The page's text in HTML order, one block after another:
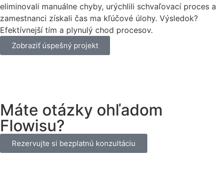
eliminovali manuálne chyby, urýchlili schvaľovací proces a
zamestnanci získali čas ma kľúčové úlohy. Výsledok?
Efektívnejší tím a plynulý chod procesov.
Zobraziť úspešný projekt
Máte otázky ohľadom
Flowisu?
Rezervujte si bezplatnú konzultáciu